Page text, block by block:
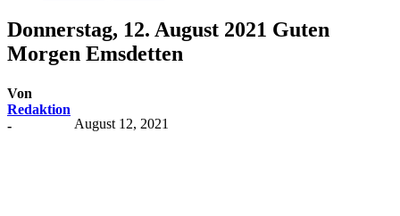
Donnerstag, 12. August 2021 Guten
Morgen Emsdetten
Von
Redaktion
-
August 12, 2021